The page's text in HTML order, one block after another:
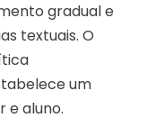
gradual e
textuais. O
um
e aluno.